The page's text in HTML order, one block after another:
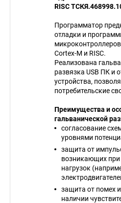
RISC
Программатор
отладки и
Cortex-M и RISC.
Реализована
развязка USB ПК и
устройства,
потребительские
Преимущества и
гальванической
согласование
уровнями
защита от
возникающих
нагрузок
защита от помех
наличии